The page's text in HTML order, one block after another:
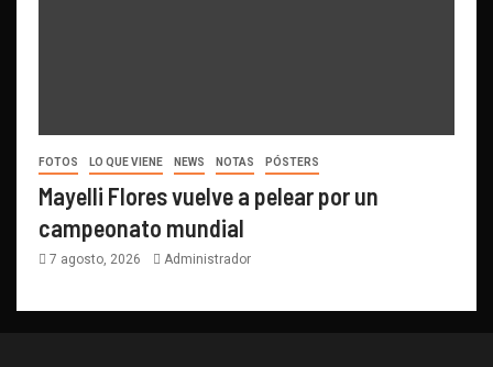
FOTOS LO QUE VIENE NEWS NOTAS PÓSTERS
Mayelli Flores vuelve a pelear por un
campeonato mundial
7 agosto, 2026 Administrador